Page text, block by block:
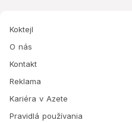
Koktejl
O nás
Kontakt
Reklama
Kariéra v Azete
Pravidlá používania